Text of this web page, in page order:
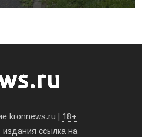
kronnews.ru | 18+
издания ссылка на